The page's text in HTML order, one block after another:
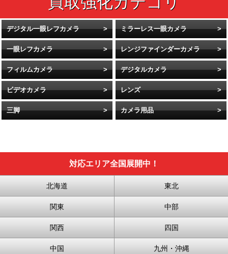
デジタル一眼レフカメラ ミラーレス一眼カメラ
一眼レフカメラ レンジファインダーカメラ
フィルムカメラ デジタルカメラ
ビデオカメラ レンズ
三脚 カメラ用品
対応エリア全国展開中！
北海道 東北
関東 中部
関西 四国
中国 九州・沖縄